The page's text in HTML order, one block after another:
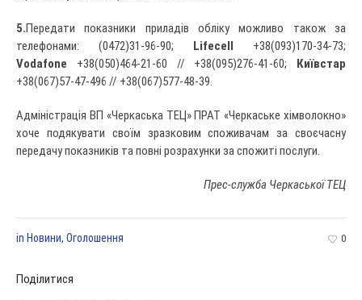
5.Передати показники приладів обліку можливо також за
телефонами: (0472)31-96-90; Lifecell +38(093)170-34-73;
Vodafone +38(050)464-21-60 // +38(095)276-41-60; Київстар
+38(067)57-47-496 // +38(067)577-48-39.
Адміністрація ВП «Черкаська ТЕЦ» ПРАТ «Черкаське хімволокно»
хоче подякувати своїм зразковим споживачам за своєчасну
передачу показників та повні розрахунки за спожиті послуги.
Прес-служба Черкаської ТЕЦ
0
in Новини, Оголошення
Поділитися